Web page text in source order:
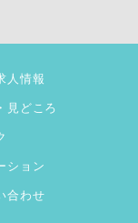
人情報
見どころ
ション
合わせ